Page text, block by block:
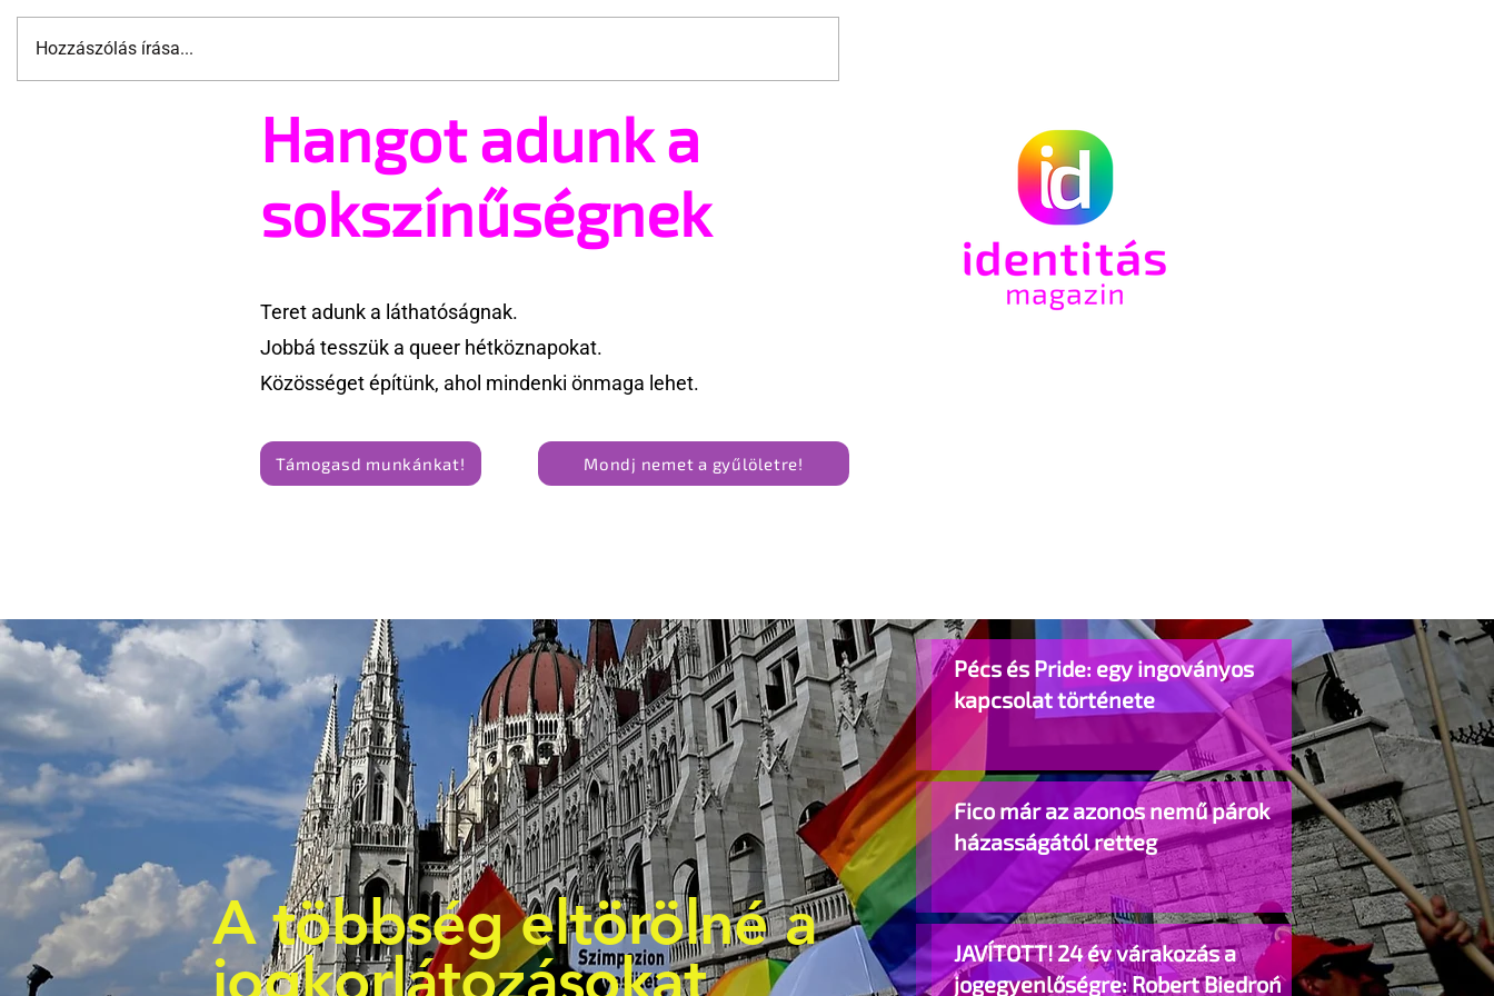
Építészeti irányelvek a vágy
Jonathan Bailey új szerepben
tér vissza
Hozzászólás írása...
Hangot adunk a
sokszínűségnek
Teret adunk a láthatóságnak.
Jobbá tesszük a queer hétköznapokat.
Közösséget építünk, ahol mindenki önmaga lehet.
Támogasd munkánkat! Mondj nemet a gyűlöletre!
A többség eltörölné a
jogkorlátozásokat
Pécs és Pride: egy ingoványos
kapcsolat története
Fico már az azonos nemű párok
házasságától retteg
JAVÍTOTT! 24 év várakozás a
jogegyenlőségre: Robert Biedroń